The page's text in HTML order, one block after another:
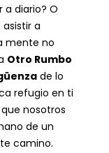
a diario? O
a
mente no
Otro Rumbo
de lo
refugio en ti
nosotros
de un
camino.